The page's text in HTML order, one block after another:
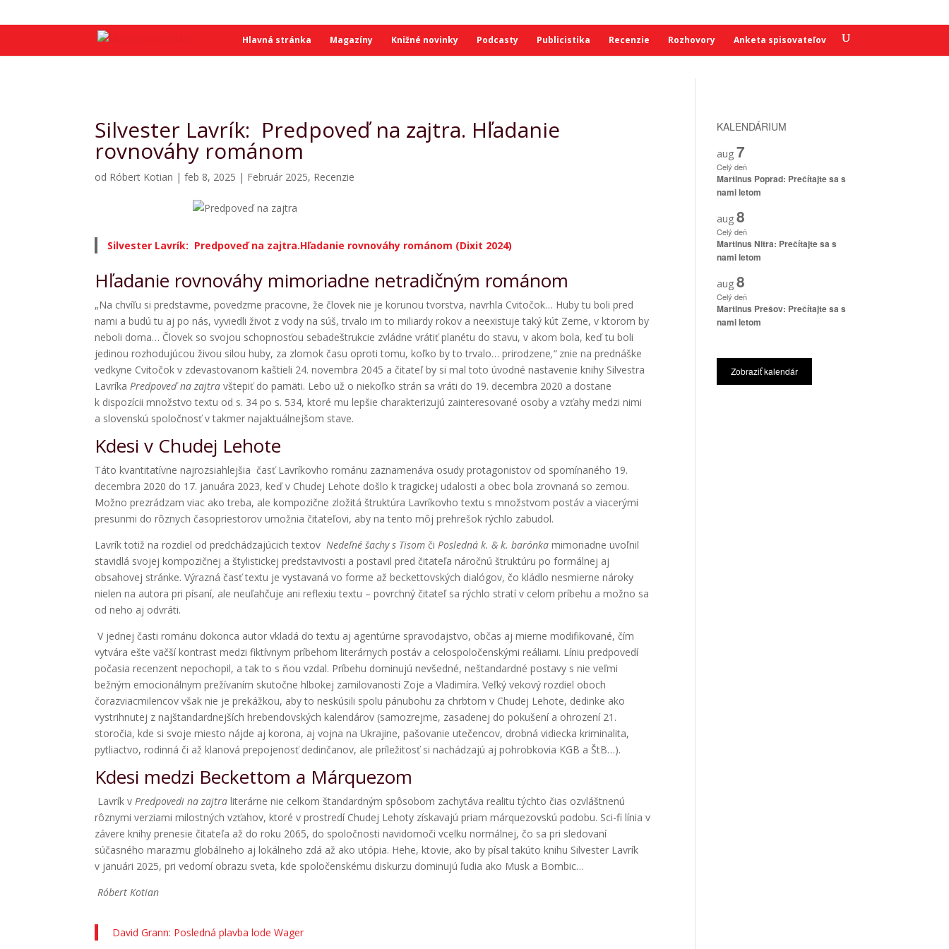
Hlavná stránka Magazíny Knižné novinky Podcasty Publicistika Recenzie Rozhovory Anketa spisovateľov
Silvester Lavrík: Predpoveď na zajtra. Hľadanie
rovnováhy románom
od Róbert Kotian |feb 8, 2025 | Február 2025, Recenzie
Silvester Lavrík: Predpoveď na zajtra.Hľadanie rovnováhy románom (Dixit 2024)
Hľadanie rovnováhy mimoriadne netradičným románom
„Na chvíľu si predstavme, povedzme pracovne, že človek nie je korunou tvorstva, navrhla Cvitočok… Huby tu boli pred
nami a budú tu aj po nás, vyviedli život z vody na súš, trvalo im to miliardy rokov a neexistuje taký kút Zeme, v ktorom by
neboli doma… Človek so svojou schopnosťou sebadeštrukcie zvládne vrátiť planétu do stavu, v akom bola, keď tu boli
jedinou rozhodujúcou živou silou huby, za zlomok času oproti tomu, koľko by to trvalo… prirodzene,“znie na prednáške
vedkyne Cvitočok v zdevastovanom kaštieli 24. novembra 2045 a čitateľ by si mal toto úvodné nastavenie knihy Silvestra
Lavríka Predpoveď na zajtra vštepiť do pamäti. Lebo už o niekoľko strán sa vráti do 19. decembra 2020 a dostane
k dispozícii množstvo textu od s. 34 po s. 534, ktoré mu lepšie charakterizujú zainteresované osoby a vzťahy medzi nimi
a slovenskú spoločnosť v takmer najaktuálnejšom stave.
Kdesi v Chudej Lehote
Táto kvantitatívne najrozsiahlejšia časť Lavríkovho románu zaznamenáva osudy protagonistov od spomínaného 19.
decembra 2020 do 17. januára 2023, keď v Chudej Lehote došlo k tragickej udalosti a obec bola zrovnaná so zemou.
Možno prezrádzam viac ako treba, ale kompozične zložitá štruktúra Lavríkovho textu s množstvom postáv a viacerými
presunmi do rôznych časopriestorov umožnia čitateľovi, aby na tento môj prehrešok rýchlo zabudol.
Lavrík totiž na rozdiel od predchádzajúcich textov Nedeľné šachy s Tisom či Posledná k. & k. barónkamimoriadne uvoľnil
stavidlá svojej kompozičnej a štylistickej predstavivosti a postavil pred čitateľa náročnú štruktúru po formálnej aj
obsahovej stránke. Výrazná časť textu je vystavaná vo forme až beckettovských dialógov, čo kládlo nesmierne nároky
nielen na autora pri písaní, ale neuľahčuje ani reflexiu textu – povrchný čitateľ sa rýchlo stratí v celom príbehu a možno sa
od neho aj odvráti.
V jednej časti románu dokonca autor vkladá do textu aj agentúrne spravodajstvo, občas aj mierne modifikované, čím
vytvára ešte väčší kontrast medzi fiktívnym príbehom literárnych postáv a celospoločenskými reáliami. Líniu predpovedí
počasia recenzent nepochopil, a tak to s ňou vzdal. Príbehu dominujú nevšedné, neštandardné postavy s nie veľmi
bežným emocionálnym prežívaním skutočne hlbokej zamilovanosti Zoje a Vladimíra. Veľký vekový rozdiel oboch
čorazviacmilencov však nie je prekážkou, aby to neskúsili spolu pánubohu za chrbtom v Chudej Lehote, dedinke ako
vystrihnutej z najštandardnejších hrebendovských kalendárov (samozrejme, zasadenej do pokušení a ohrození 21.
storočia, kde si svoje miesto nájde aj korona, aj vojna na Ukrajine, pašovanie utečencov, drobná vidiecka kriminalita,
pytliactvo, rodinná či až klanová prepojenosť dedinčanov, ale príležitosť si nachádzajú aj pohrobkovia KGB a ŠtB…).
Kdesi medzi Beckettom a Márquezom
Lavrík v Predpovedi na zajtra literárne nie celkom štandardným spôsobom zachytáva realitu týchto čias ozvláštnenú
rôznymi verziami milostných vzťahov, ktoré v prostredí Chudej Lehoty získavajú priam márquezovskú podobu. Sci-fi línia v
závere knihy prenesie čitateľa až do roku 2065, do spoločnosti navidomoči vcelku normálnej, čo sa pri sledovaní
súčasného marazmu globálneho aj lokálneho zdá až ako utópia. Hehe, ktovie, ako by písal takúto knihu Silvester Lavrík
v januári 2025, pri vedomí obrazu sveta, kde spoločenskému diskurzu dominujú ľudia ako Musk a Bombic…
Róbert Kotian
David Grann: Posledná plavba lode Wager
KALENDÁRIUM
aug7
Celý deň
Martinus Poprad: Prečítajte sa s
nami letom
aug8
Celý deň
Martinus Nitra: Prečítajte sa s
nami letom
aug8
Celý deň
Martinus Prešov: Prečítajte sa s
nami letom
Zobraziť kalendár